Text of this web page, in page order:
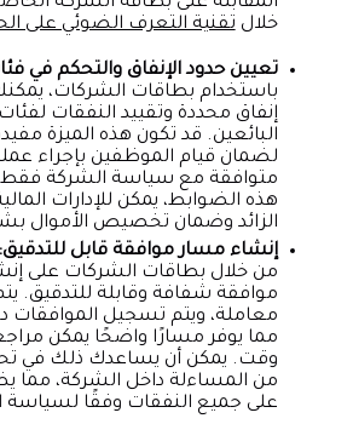
خلالتقنية التعرف الضوئي على
تعيين حدود الإنفاق والتحكم في
باستخدام بطاقات الشركات،
إنفاق محددة وتقييد النفقات
البائعين. قد تكون هذه الميزة
لضمان قيام الموظفين بإجراء
متوافقة مع سياسة الشركة
هذه الضوابط، يمكن للإدارات
الزائد وضمان تخصيص الأموال
إنشاء مسار موافقة قابل للتدقيق:
من خلال بطاقات الشركات على
موافقة شفافة وقابلة للتدقيق.
معاملة، ويتم تسجيل الموافقات
مما يوفر مسارًا واضحًا يمكن
وقت. يمكن أن يساعدك ذلك في
من المساءلة داخل الشركة، مما
على جميع النفقات وفقًا لسياسة